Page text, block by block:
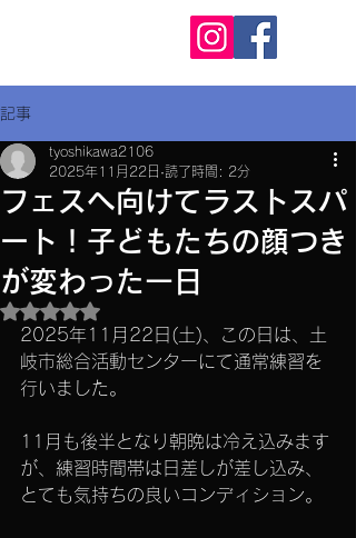
記事
フェスへ向けてラストスパ
ート！子どもたちの顔つき
が変わった一日
tyoshikawa2106
2025年11月22日 読了時間: 2分
5つ星のうちNaNと評価されています。
2025年11月22日(土)、この日は、土
岐市総合活動センターにて通常練習を
行いました。
11月も後半となり朝晩は冷え込みます
が、練習時間帯は日差しが差し込み、
とても気持ちの良いコンディション。